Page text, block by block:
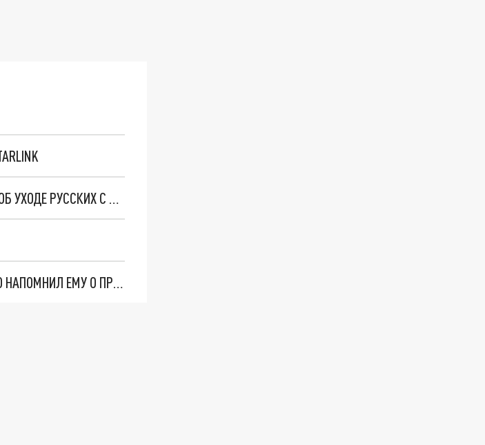
ПРЕДЛОЖИВШИЙ НОВУЮ РАБОТУ РОГОЗИНУ ИЛОН МАСК ВЫСКАЗАЛСЯ ОБ УХОДЕ РУССКИХ С МКС
ПАВЕЛ АСТАХОВ ЗАХОТЕЛ ВЫПОРОТЬ МАКСИМА ГАЛКИНА, НО ТОТ КОЛКО НАПОМНИЛ ЕМУ О ПРОШЛОМ